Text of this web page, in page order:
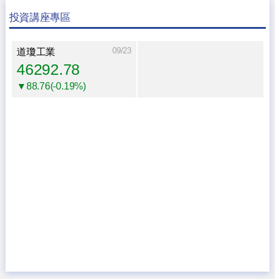
投資講座專區
道瓊工業 09/23
46292.78
▼88.76(-0.19%)